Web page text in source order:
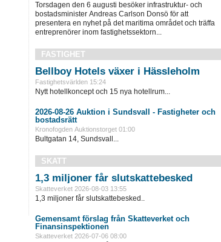
Torsdagen den 6 augusti besöker infrastruktur- och
bostadsminister Andreas Carlson Donsö för att
presentera en nyhet på det maritima området och träffa
entreprenörer inom fastighetssektorn...
FASTIGHET
Bellboy Hotels växer i Hässleholm
Fastighetsvärlden 15:24
Nytt hotellkoncept och 15 nya hotellrum...
2026-08-26 Auktion i Sundsvall - Fastigheter och
bostadsrätt
Kronofogden Auktionstorget 01:00
Bultgatan 14, Sundsvall...
SKATT
1,3 miljoner får slutskattebesked
Skatteverket 2026-08-03 13:55
1,3 miljoner får slutskattebesked..
Gemensamt förslag från Skatteverket och
Finansinspektionen
Skatteverket 2026-07-06 08:00